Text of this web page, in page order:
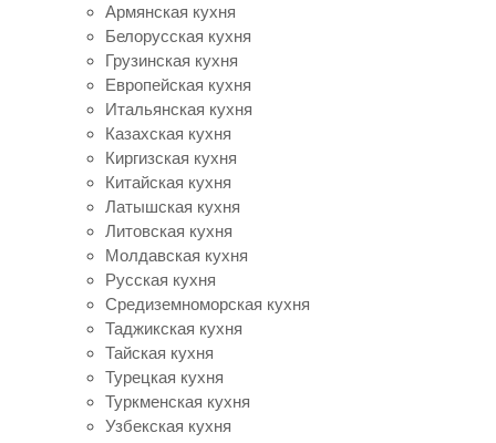
Армянская кухня
Белорусская кухня
Грузинская кухня
Европейская кухня
Итальянская кухня
Казахская кухня
Киргизская кухня
Китайская кухня
Латышская кухня
Литовская кухня
Молдавская кухня
Русская кухня
Средиземноморская кухня
Таджикская кухня
Тайская кухня
Турецкая кухня
Туркменская кухня
Узбекская кухня